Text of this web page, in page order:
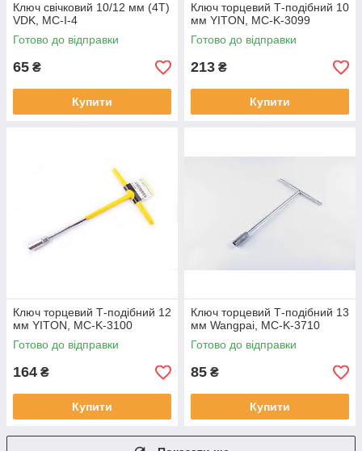
Ключ свічковий 10/12 мм (4T)
VDK, MC-I-4
Готово до відправки
65 ₴
Купити
Ключ торцевий Т-подібний 10
мм YITON, MC-K-3099
Готово до відправки
213 ₴
Купити
Ключ торцевий Т-подібний 12
мм YITON, MC-K-3100
Готово до відправки
164 ₴
Купити
Ключ торцевий Т-подібний 13
мм Wangpai, MC-K-3710
Готово до відправки
85 ₴
Купити